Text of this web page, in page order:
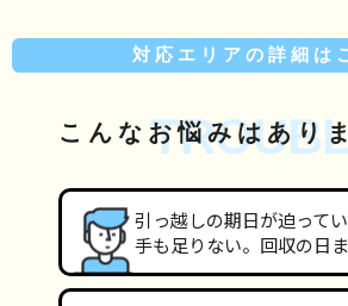
対応エリアの詳細は
こんな お悩みはあり
引っ越しの期日が迫って
手も足りない。回収の日